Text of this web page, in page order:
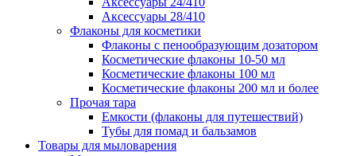
Аксессуары 28/410
Флаконы для косметики
Флаконы с пенообразующим дозатором
Косметические флаконы 10-50 мл
Косметические флаконы 100 мл
Косметические флаконы 200 мл и более
Прочая тара
Емкости (флаконы для путешествий)
Тубы для помад и бальзамов
Товары для мыловарения